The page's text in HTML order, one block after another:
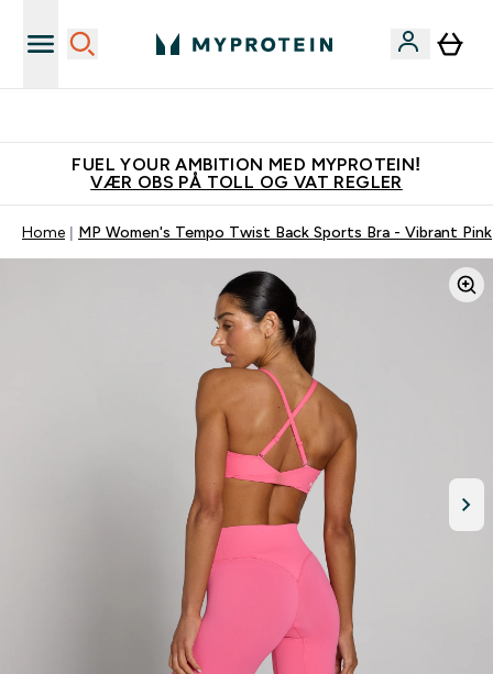
FUEL YOUR AMBITION MED MYPROTEIN!
VÆR OBS PÅ TOLL OG VAT REGLER
Home MP Women's Tempo Twist Back Sports Bra - Vibrant Pink